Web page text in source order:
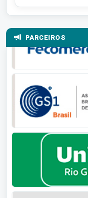
PARCEIROS